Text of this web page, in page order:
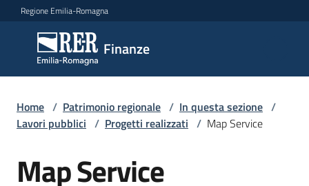
Vai al contenuto
Vai alla navigazione
Vai al footer
Regione Emilia-Romagna
Finanze
Finanze
Argomenti
Novità
Home / Patrimonio regionale / In questa sezione /
Lavori pubblici / Progetti realizzati / Map Service
Map Service